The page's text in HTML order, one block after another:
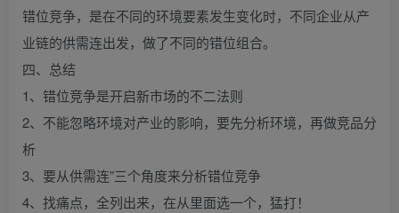
错位竞争，是在不同的环境要素发生变化时，不同企业从产
业链的供需连出发，做了不同的错位组合。
四、总结
1、错位竞争是开启新市场的不二法则
2、不能忽略环境对产业的影响，要先分析环境，再做竞品分
析
3、要从供需连”三个角度来分析错位竞争
4、找痛点，全列出来，在从里面选一个，猛打！